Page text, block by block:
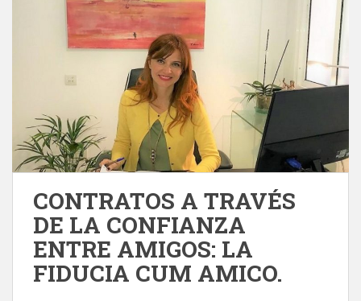
CONTRATOS A TRAVÉS
DE LA CONFIANZA
ENTRE AMIGOS: LA
FIDUCIA CUM AMICO.